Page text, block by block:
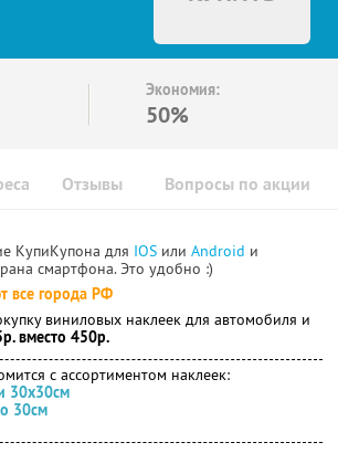
Экономия:
50%
Отзывы Вопросы по акции
КупиКупона для IOS или Android и
смартфона. Это удобно :)
все города РФ
виниловых наклеек для автомобиля и
вместо 450р.
с ассортиментом наклеек:
30х30см
30см